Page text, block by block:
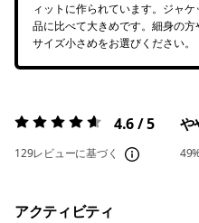
ィットに作られています。ジャ
品に比べて大きめです。細身の
サイズ小さめをお選びください。
評価:4.6 / 5 4.6 / 5
129レビューに基づく
や
アクティビティ